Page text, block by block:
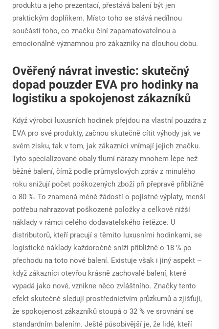
produktu a jeho prezentací, přestává balení být jen
praktickým doplňkem. Místo toho se stává nedílnou
součástí toho, co značku činí zapamatovatelnou a
emocionálně významnou pro zákazníky na dlouhou dobu.
Ověřený návrat investic: skutečný
dopad pouzder EVA pro hodinky na
logistiku a spokojenost zákazníků
Když výrobci luxusních hodinek přejdou na vlastní pouzdra z
EVA pro své produkty, začnou skutečně cítit výhody jak ve
svém zisku, tak v tom, jak zákazníci vnímají jejich značku.
Tyto specializované obaly tlumí nárazy mnohem lépe než
běžné balení, čímž podle průmyslových zpráv z minulého
roku snižují počet poškozených zboží při přepravě přibližně
o 80 %. To znamená méně žádostí o pojistné výplaty, menší
potřebu nahrazovat poškozené položky a celkově nižší
náklady v rámci celého dodavatelského řetězce. U
distributorů, kteří pracují s těmito luxusními hodinkami, se
logistické náklady každoročně sníží přibližně o 18 % po
přechodu na toto nové balení. Existuje však i jiný aspekt –
když zákazníci otevřou krásně zachovalé balení, které
vypadá jako nové, vznikne něco zvláštního. Značky tento
efekt skutečně sledují prostřednictvím průzkumů a zjišťují,
že spokojenost zákazníků stoupá o 32 % ve srovnání se
standardním balením. Ještě působivější je, že lidé, kteří